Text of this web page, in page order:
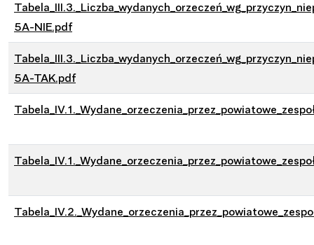
5A-NIE.pdf
5A-TAK.pdf